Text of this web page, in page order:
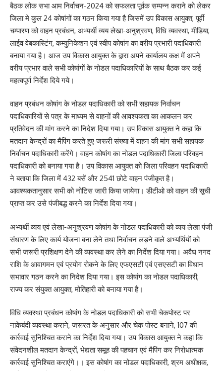
बैठक लोक सभा आम निर्वाचन-2024 को सफलता पूर्वक सम्पन्न कराने को लेकर
जिला मे कुल 24 कोषांगों का गठन किया गया है जिसमें उप विकास आयुक्त, पूर्वी
चम्पारण को वाहन प्रबंधन, अभ्यर्थी व्यय लेखा-अनुश्रवण, विधि व्यवस्था, मीडिया,
लाईव वेबकास्टिंग, कम्युनिकेशन एवं स्वीप कोषांग का वरीय प्रभारी पदाधिकारी
बनाया गया है। आज उप विकास आयुक्त के द्वारा अपने कार्यालय कक्ष में अपने
वरीय प्रभार वाले सभी कोषांगों के नोडल पदाधिकारियों के साथ बैठक कर कई
महत्वपूर्ण निर्देश दिये गये।
वाहन प्रबंधन कोषांग के नोडल पदाधिकारी को सभी सहायक निर्वाचन
पदाधिकारियों से पत्र के माध्यम से वाहनों की आवश्यकता का आकलन कर
प्रतिवेदन की मांग करने का निदेश दिया गया। उप विकास आयुक्त ने कहा कि
मतदान केन्द्रों का मैपिंग करते हुए जरूरी संख्या में वाहन की मांग सभी सहायक
निर्वाचन पदाधिकारी करेंगे। वाहन कोषांग का नोडल पदाधिकारी जिला परिवहन
पदाधिकारी को बनाया गया है। उप विकास आयुक्त को जिला परिवहन पदाधिकारी
ने बताया कि जिला में 432 बसें और 2541 छोटे वाहन पंजीकृत है।
आवश्यकतानुसार सभी को नोटिस जारी किया जायेगा। डीटीओ को वाहन की सूची
प्राप्त कर उसे पंजीबद्ध करने का निर्देश दिया गया।
अभ्यर्थी व्यय एवं लेखा-अनुश्रवण कोषांग के नोडल पदाधिकारी को व्यय लेखा पंजी
संधारण के लिए कार्य योजना बना लेने तथा निर्वाचन लड़ने वाले अभ्यर्थियों को
सभी जरूरी प्रशिक्षण देने की व्यवस्था कर लेने का निर्देश दिया गया। अवैध नगद
राशि के आवागमन एवं प्रयोग रोकने के लिए एफएसटी एवं एसएसटी का विधान
सभावार गठन करने का निदेश दिया गया। इस कोषांग का नोडल पदाधिकारी,
राज्य कर संयुक्त आयुक्त, मोतिहारी को बनाया गया है।
विधि व्यवस्था प्रबंधन कोषांग के नोडल पदाधिकारी को सभी चेकपोस्ट पर
नाकेबंदी व्यवस्था कराने, जरूरत के अनुसार और चेक पोस्ट बनाने, 107 की
कार्रवाई सुनिश्चित कराने का निर्देश दिया गया। उप विकास आयुक्त ने कहा कि
संवेदनशील मतदान केन्द्रों, भेद्यता समूह की पहचान एवं मैपिंग कर निरोधात्मक
कार्रवाई सुनिश्चित कराएंगे।। इस कोषांग का नोडल पदाधिकारी, श्रम अधीक्षक,